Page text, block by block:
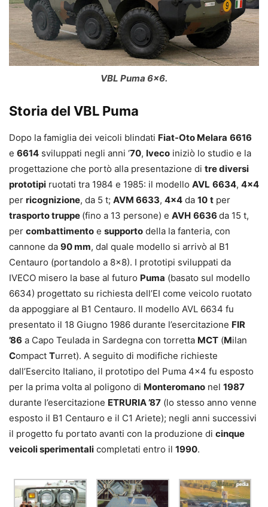
VBL Puma 6×6.
Storia del VBL Puma
Dopo la famiglia dei veicoli blindati Fiat-Oto Melara 6616
e 6614 sviluppati negli anni ‘70, Iveco iniziò lo studio e la
progettazione che portò alla presentazione di tre diversi
prototipi ruotati tra 1984 e 1985: il modello AVL 6634, 4×4
per ricognizione, da 5 t; AVM 6633, 4×4 da 10 t per
trasporto truppe (fino a 13 persone) e AVH 6636 da 15 t,
per combattimento e supporto della la fanteria, con
cannone da 90 mm, dal quale modello si arrivò al B1
Centauro (portandolo a 8×8). I prototipi sviluppati da
IVECO misero la base al futuro Puma (basato sul modello
6634) progettato su richiesta dell’EI come veicolo ruotato
da appoggiare al B1 Centauro. Il modello AVL 6634 fu
presentato il 18 Giugno 1986 durante l’esercitazione FIR
’86 a Capo Teulada in Sardegna con torretta MCT (Milan
Compact Turret). A seguito di modifiche richieste
dall’Esercito Italiano, il prototipo del Puma 4×4 fu esposto
per la prima volta al poligono di Monteromano nel 1987
durante l’esercitazione ETRURIA ’87 (lo stesso anno venne
esposto il B1 Centauro e il C1 Ariete); negli anni successivi
il progetto fu portato avanti con la produzione di cinque
veicoli sperimentali completati entro il 1990.